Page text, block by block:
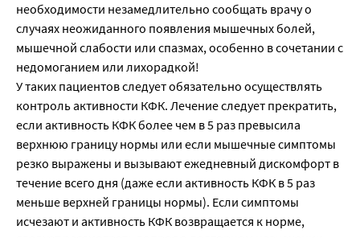
необходимости незамедлительно сообщать врачу о
случаях неожиданного появления мышечных болей,
мышечной слабости или спазмах, особенно в сочетании с
недомоганием или лихорадкой!
У таких пациентов следует обязательно осуществлять
контроль активности КФК. Лечение следует прекратить,
если активность КФК более чем в 5 раз превысила
верхнюю границу нормы или если мышечные симптомы
резко выражены и вызывают ежедневный дискомфорт в
течение всего дня (даже если активность КФК в 5 раз
меньше верхней границы нормы). Если симптомы
исчезают и активность КФК возвращается к норме,